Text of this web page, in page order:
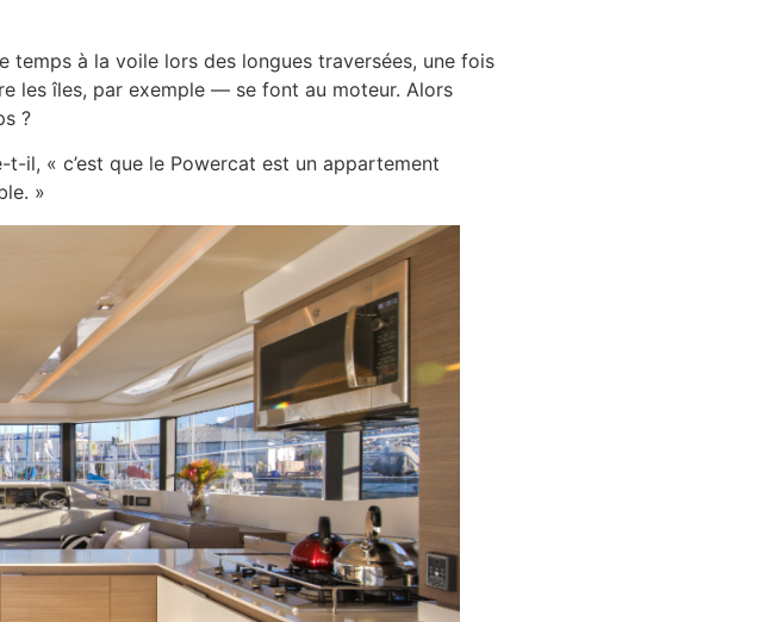
temps à la voile lors des longues traversées, une fois
les îles, par exemple — se font au moteur. Alors
?
il, « c’est que le Powercat est un appartement
»